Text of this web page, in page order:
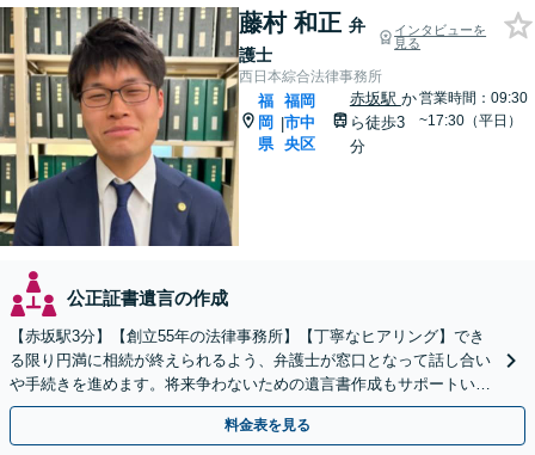
藤村 和正 弁
護士
インタビューを
見る
西日本綜合法律事務所
福
岡
県
|
福岡
市中
央区
赤坂駅 か
ら徒歩3
分
営業時間：09:30
~17:30（平日）
公正証書遺言の作成
【赤坂駅3分】【創立55年の法律事務所】【丁寧なヒアリング】でき
る限り円満に相続が終えられるよう、弁護士が窓口となって話し合い
や手続きを進めます。将来争わないための遺言書作成もサポートいた
します。お困りの際は、お気軽にご相談ください。
料金表を見る